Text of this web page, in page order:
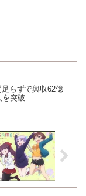
足らずで興収62億
を突破